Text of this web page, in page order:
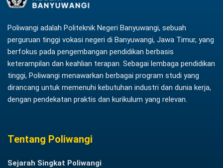
Poliwangi adalah Politeknik Negeri Banyuwangi, sebuah
perguruan tinggi vokasi negeri di Banyuwangi, Jawa Timur, yang
berfokus pada pengembangan pendidikan berbasis
keterampilan dan keahlian terapan. Sebagai lembaga pendidikan
tinggi, Poliwangi menawarkan berbagai program studi yang
dirancang untuk memenuhi kebutuhan industri dan dunia kerja,
dengan pendekatan praktis dan kurikulum yang relevan.
Tentang Poliwangi
Sejarah Singkat Poliwangi